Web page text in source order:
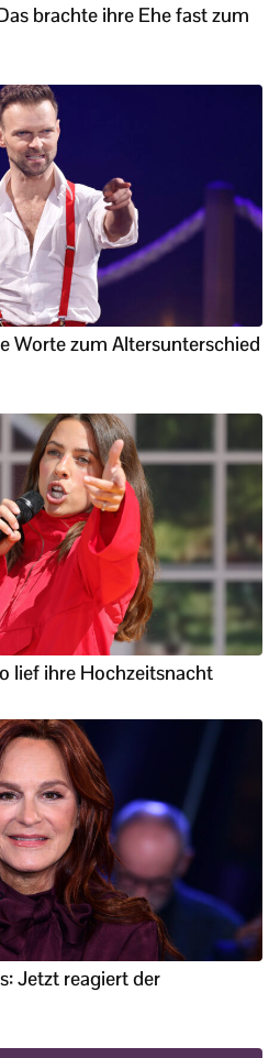
brachte ihre Ehe fast zum
Worte zum Altersunterschied
lief ihre Hochzeitsnacht
Jetzt reagiert der